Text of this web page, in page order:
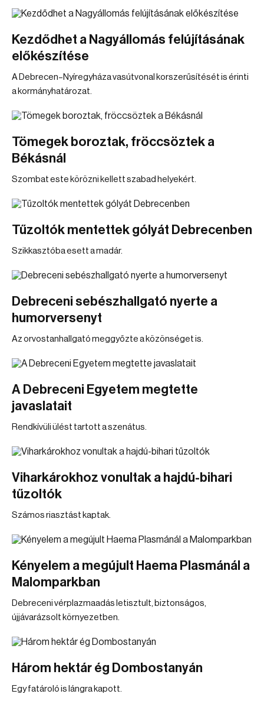
Kezdődhet a Nagyállomás felújításának
előkészítése
A Debrecen–Nyíregyháza vasútvonal korszerűsítését is érinti
a kormányhatározat.
Tömegek boroztak, fröccsöztek a
Békásnál
Szombat este körözni kellett szabad helyekért.
Tűzoltók mentettek gólyát Debrecenben
Szikkasztóba esett a madár.
Debreceni sebészhallgató nyerte a
humorversenyt
Az orvostanhallgató meggyőzte a közönséget is.
A Debreceni Egyetem megtette
javaslatait
Rendkívüli ülést tartott a szenátus.
Viharkárokhoz vonultak a hajdú-bihari
tűzoltók
Számos riasztást kaptak.
Kényelem a megújult Haema Plasmánál a
Malomparkban
Debreceni vérplazmaadás letisztult, biztonságos,
újjávarázsolt környezetben.
Három hektár ég Dombostanyán
Egy fatároló is lángra kapott.